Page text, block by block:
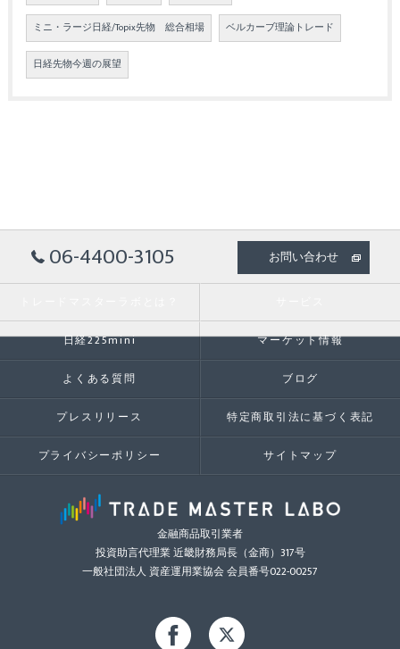
ミニ・ラージ日経/Topix先物 総合相場 ベルカーブ理論トレード
日経先物今週の展望
06-4400-3105 お問い合わせ
日経225mini マーケット情報
よくある質問 ブログ
プレスリリース 特定商取引法に基づく表記
プライバシーポリシー サイトマップ
金融商品取引業者
投資助言代理業 近畿財務局長（金商）317号
一般社団法人 資産運用業協会 会員番号022-00257